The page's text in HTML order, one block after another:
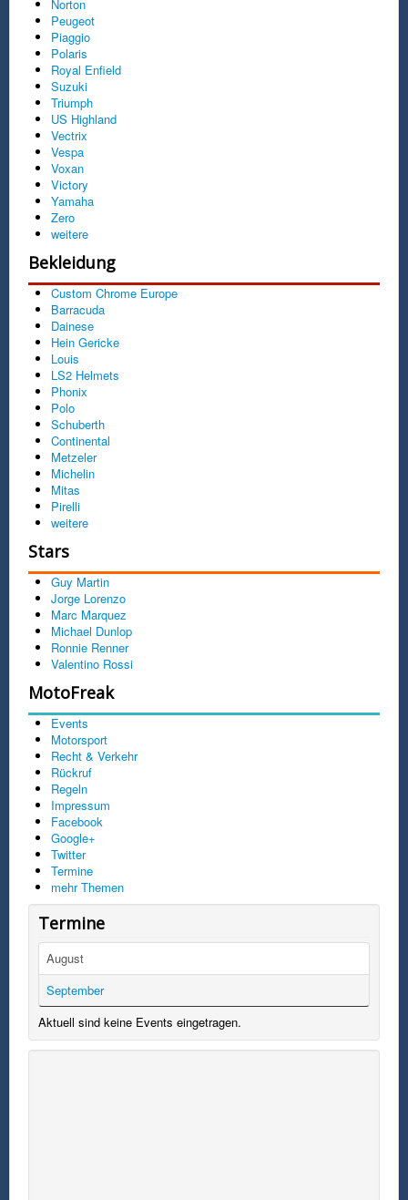
Norton
Peugeot
Piaggio
Polaris
Royal Enfield
Suzuki
Triumph
US Highland
Vectrix
Vespa
Voxan
Victory
Yamaha
Zero
weitere
Bekleidung
Custom Chrome Europe
Barracuda
Dainese
Hein Gericke
Louis
LS2 Helmets
Phonix
Polo
Schuberth
Continental
Metzeler
Michelin
Mitas
Pirelli
weitere
Stars
Guy Martin
Jorge Lorenzo
Marc Marquez
Michael Dunlop
Ronnie Renner
Valentino Rossi
MotoFreak
Events
Motorsport
Recht & Verkehr
Rückruf
Regeln
Impressum
Facebook
Google+
Twitter
Termine
mehr Themen
Termine
August
September
Aktuell sind keine Events eingetragen.